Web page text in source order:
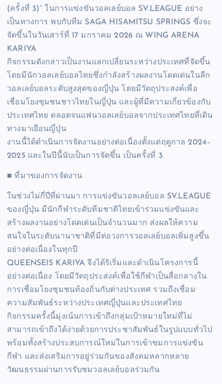
(ครั้งที่ 3)” ในการแข่งขันวอลเลย์บอล SV.LEAGUE อย่าง
เป็นทางการ พบกับทีม SAGA HISAMITSU SPRINGS ซึ่งจะ
จัดขึ้นในวันเสาร์ที่ 17 มกราคม 2026 ณ WING ARENA
KARIYA
กิจกรรมดังกล่าวเป็นงานแลกเปลี่ยนระหว่างประเทศที่จัดขึ้น
โดยมีนักวอลเลย์บอลไทยซึ่งกำลังสร้างผลงานโดดเด่นในลีก
วอลเลย์บอลระดับสูงสุดของญี่ปุ่น โดยมีวัตถุประสงค์เพื่อ
เชื่อมโยงชุมชนชาวไทยในญี่ปุ่น และผู้ที่มีความเกี่ยวข้องกับ
ประเทศไทย ตลอดจนแฟนวอลเลย์บอลจากประเทศไทยที่เดิน
ทางมาเยือนญี่ปุ่น
งานนี้ได้ดำเนินการจัดงานอย่างต่อเนื่องตั้งแต่ฤดูกาล 2024–
2025 และในปีนี้นับเป็นการจัดขึ้น เป็นครั้งที่ 3
■ ที่มาของการจัดงาน
ในช่วงไม่กี่ปีที่ผ่านมา การแข่งขันวอลเลย์บอล SV.LEAGUE
ของญี่ปุ่น มีนักกีฬาระดับทีมชาติไทยเข้าร่วมแข่งขันและ
สร้างผลงานอย่างโดดเด่นเป็นจำนวนมาก ส่งผลให้ความ
สนใจในระดับนานาชาติที่มีต่อวงการวอลเลย์บอลเพิ่มสูงขึ้น
อย่างต่อเนื่องในทุกปี
QUEENSEIS KARIYA จึงได้ริเริ่มและดำเนินโครงการนี้
อย่างต่อเนื่อง โดยมีวัตถุประสงค์เพื่อใช้กีฬาเป็นสื่อกลางใน
การเชื่อมโยงชุมชนท้องถิ่นกับต่างประเทศ รวมถึงเชื่อม
ความสัมพันธ์ระหว่างประเทศญี่ปุ่นและประเทศไทย
กิจกรรมครั้งนี้มุ่งเน้นการเข้าถึงกลุ่มเป้าหมายใหม่ที่ไม่
สามารถเข้าถึงได้ง่ายด้วยการประชาสัมพันธ์ในรูปแบบทั่วไป
พร้อมทั้งสร้างประสบการณ์ใหม่ในการเข้าชมการแข่งขัน
กีฬา และส่งเสริมการอยู่ร่วมกันของสังคมหลากหลาย
วัฒนธรรมผ่านการรับชมวอลเลย์บอลร่วมกัน